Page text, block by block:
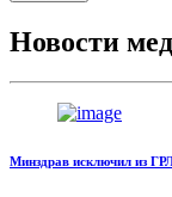
Новости
Минздрав исключил из